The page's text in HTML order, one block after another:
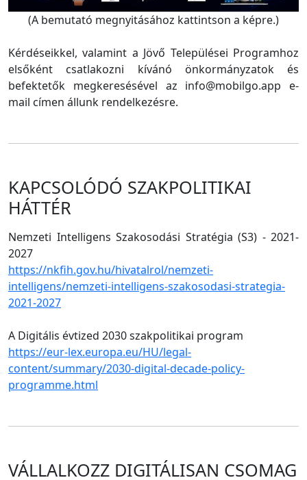
(A bemutató megnyitásához kattintson a képre.)
Kérdéseikkel, valamint a Jövő Települései Programhoz
elsőként csatlakozni kívánó önkormányzatok és
befektetők megkeresésével az info@mobilgo.app e-
mail címen állunk rendelkezésre.
KAPCSOLÓDÓ SZAKPOLITIKAI
HÁTTÉR
Nemzeti Intelligens Szakosodási Stratégia (S3) - 2021-
2027
https://nkfih.gov.hu/hivatalrol/nemzeti-
intelligens/nemzeti-intelligens-szakosodasi-strategia-
2021-2027
A Digitális évtized 2030 szakpolitikai program
https://eur-lex.europa.eu/HU/legal-
content/summary/2030-digital-decade-policy-
programme.html
VÁLLALKOZZ DIGITÁLISAN CSOMAG